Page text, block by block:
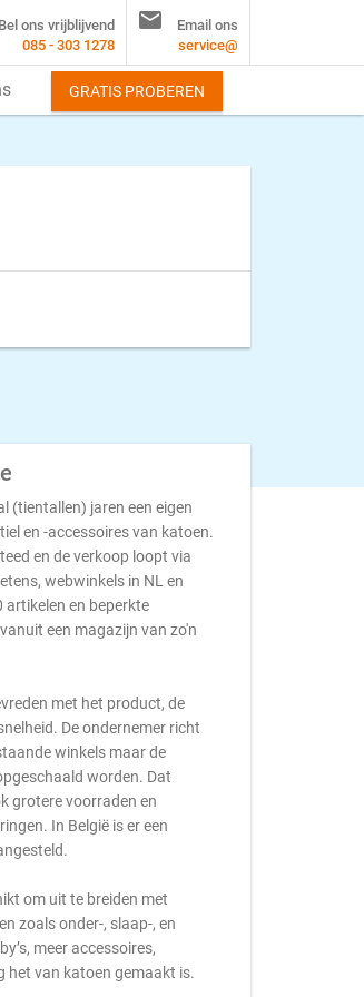
(tientallen) jaren een eigen
en -accessoires van katoen.
en de verkoop loopt via
webwinkels in NL en
artikelen en beperkte
een magazijn van zo'n
met het product, de
De ondernemer richt
winkels maar de
worden. Dat
grotere voorraden en
In België is er een
om uit te breiden met
zoals onder-, slaap-, en
meer accessoires,
het van katoen gemaakt is.
Bel ons vrijblijvend
085 - 303 1278

Email ons
service@
GRATIS PROBEREN